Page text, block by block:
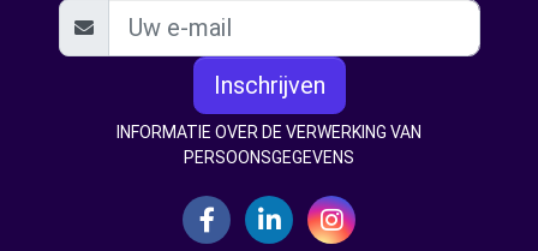
Inschrijven
INFORMATIE OVER DE VERWERKING VAN
PERSOONSGEGEVENS